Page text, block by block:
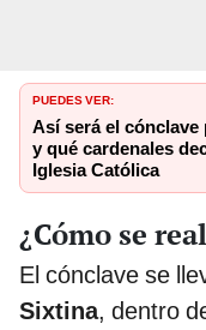
PUEDES VER:
Así será el cónclave
y qué cardenales
Iglesia Católica
¿Cómo se
El cónclave se
Sixtina, dentro